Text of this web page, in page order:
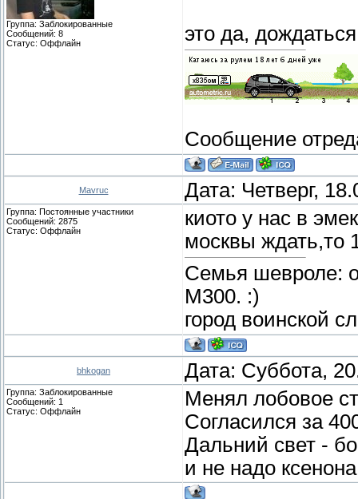
Группа: Заблокированные
Сообщений: 8
Статус: Оффлайн это да,
Сообщение
Mavruc Дата: Четверг,
Группа: Постоянные участники
Сообщений: 2875
Статус: Оффлайн
киото у нас в
москвы ждать,то
Семья шевроле:
М300. :)
город воинской
bhkogan Дата: Суббота,
Группа: Заблокированные
Сообщений: 1
Статус: Оффлайн
Менял лобовое
Согласился за
Дальний свет -
и не надо